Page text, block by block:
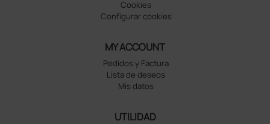
Cookies
Configurar cookies
MY ACCOUNT
Pedidos y Factura
Lista de deseos
Mis datos
UTILIDAD